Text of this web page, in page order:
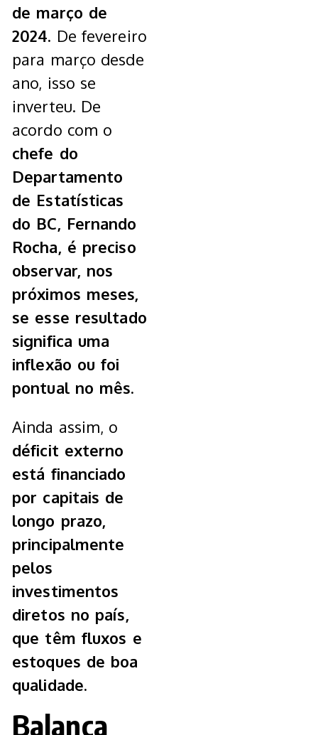
de março de
2024. De fevereiro
para março desde
ano, isso se
inverteu. De
acordo com o
chefe do
Departamento
de Estatísticas
do BC, Fernando
Rocha, é preciso
observar, nos
próximos meses,
se esse resultado
significa uma
inflexão ou foi
pontual no mês.
Ainda assim, o
déficit externo
está financiado
por capitais de
longo prazo,
principalmente
pelos
investimentos
diretos no país,
que têm fluxos e
estoques de boa
qualidade.
Balança